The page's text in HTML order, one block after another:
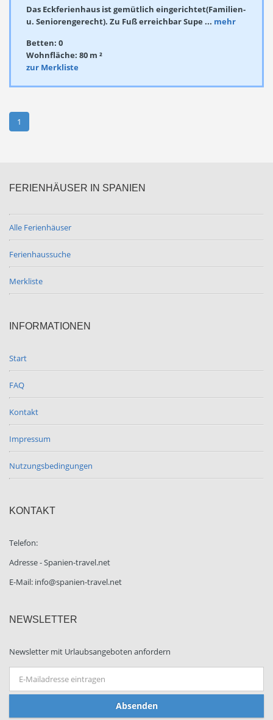
Das Eckferienhaus ist gemütlich eingerichtet(Familien-
u. Seniorengerecht). Zu Fuß erreichbar Supe ... mehr
Betten: 0
Wohnfläche: 80 m ²
zur Merkliste
1
FERIENHÄUSER IN SPANIEN
Alle Ferienhäuser
Ferienhaussuche
Merkliste
INFORMATIONEN
Start
FAQ
Kontakt
Impressum
Nutzungsbedingungen
KONTAKT
Telefon:
Adresse - Spanien-travel.net
E-Mail: info@spanien-travel.net
NEWSLETTER
Newsletter mit Urlaubsangeboten anfordern
Absenden